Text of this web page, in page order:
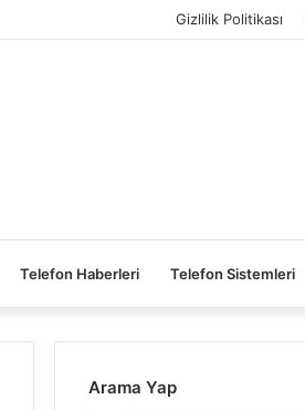
Gizlilik Politikası
Telefon Haberleri Telefon Sistemleri
Arama Yap